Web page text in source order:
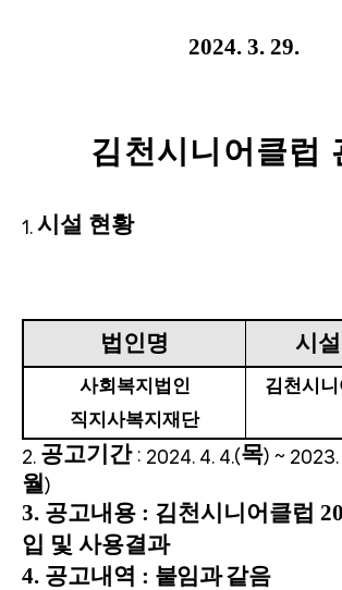
2024. 3. 29.
김천시니어클럽
1. 시설 현황
법인명 시
사회복지법인
직지사복지재단
김천시니
2. 공고기간 : 2024. 4. 4.(목) ~ 2023.
월)
3. 공고내용 : 김천시니어클럽
입 및 사용결과
4. 공고내역 : 붙임과 같음